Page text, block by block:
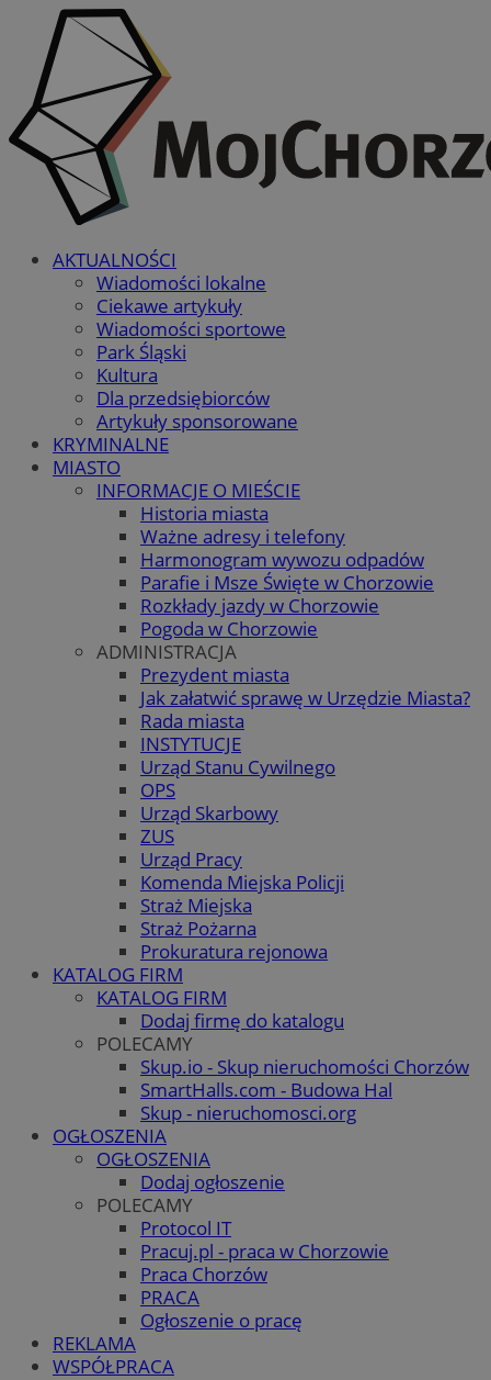
AKTUALNOŚCI
Wiadomości lokalne
Ciekawe artykuły
Wiadomości sportowe
Park Śląski
Kultura
Dla przedsiębiorców
Artykuły sponsorowane
KRYMINALNE
MIASTO
INFORMACJE O MIEŚCIE
Historia miasta
Ważne adresy i telefony
Harmonogram wywozu odpadów
Parafie i Msze Święte w Chorzowie
Rozkłady jazdy w Chorzowie
Pogoda w Chorzowie
ADMINISTRACJA
Prezydent miasta
Jak załatwić sprawę w Urzędzie Miasta?
Rada miasta
INSTYTUCJE
Urząd Stanu Cywilnego
OPS
Urząd Skarbowy
ZUS
Urząd Pracy
Komenda Miejska Policji
Straż Miejska
Straż Pożarna
Prokuratura rejonowa
KATALOG FIRM
KATALOG FIRM
Dodaj firmę do katalogu
POLECAMY
Skup.io - Skup nieruchomości Chorzów
SmartHalls.com - Budowa Hal
Skup - nieruchomosci.org
OGŁOSZENIA
OGŁOSZENIA
Dodaj ogłoszenie
POLECAMY
Protocol IT
Pracuj.pl - praca w Chorzowie
Praca Chorzów
PRACA
Ogłoszenie o pracę
REKLAMA
WSPÓŁPRACA